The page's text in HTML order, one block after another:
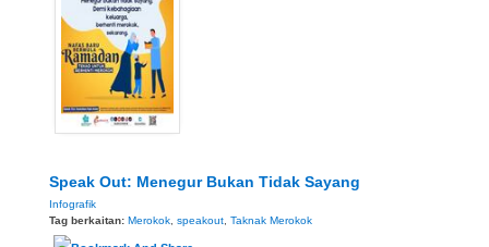
Speak Out: Menegur Bukan Tidak Sayang
Infografik
Tag berkaitan: Merokok, speakout, Taknak Merokok